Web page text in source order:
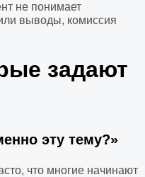
не понимает
выводы, комиссия
задают
эту тему?»
что многие начинают